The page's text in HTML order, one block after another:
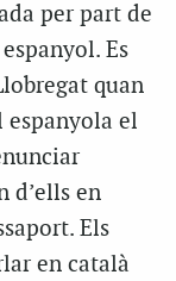
per part de
Es
quan
espanyola el
d’ells en
Els
en català